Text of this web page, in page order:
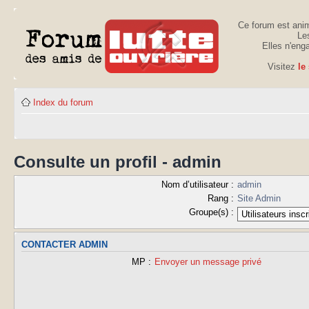
Ce forum est
Elles
Visitez
Index du forum
Consulte un profil - admin
Nom d’utilisateur : admin
Rang : Site Admin
Groupe(s) :
CONTACTER ADMIN
MP : Envoyer un message privé